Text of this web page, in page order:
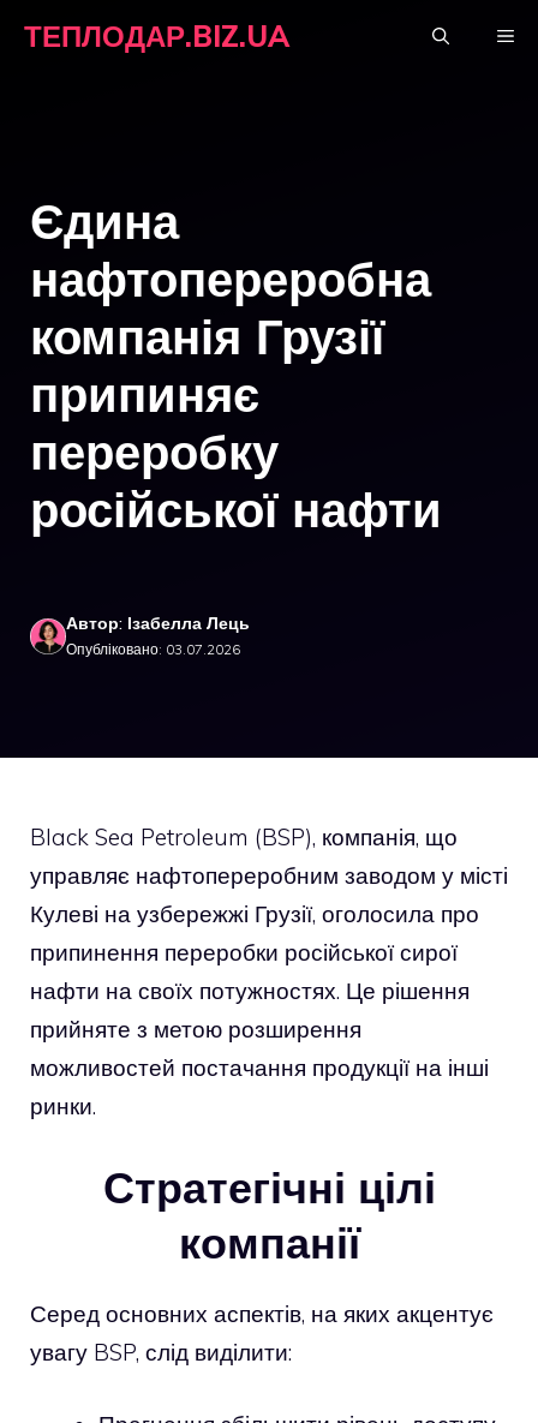
ТЕПЛОДАР.BIZ.UA
Єдина
нафтопереробна
компанія Грузії
припиняє
переробку
російської нафти
Автор: Ізабелла Лець
Опубліковано: 03.07.2026
Black Sea Petroleum (BSP), компанія, що
управляє нафтопереробним заводом у місті
Кулеві на узбережжі Грузії, оголосила про
припинення переробки російської сирої
нафти на своїх потужностях. Це рішення
прийняте з метою розширення
можливостей постачання продукції на інші
ринки.
Стратегічні цілі
компанії
Серед основних аспектів, на яких акцентує
увагу BSP, слід виділити: